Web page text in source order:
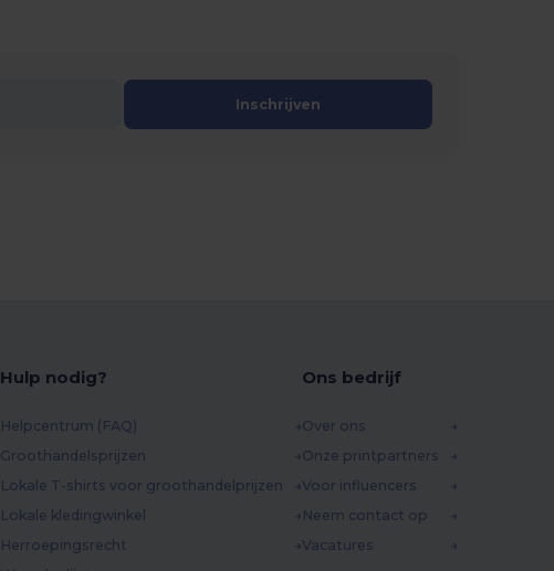
Inschrijven
Hulp nodig?
Helpcentrum (FAQ)
Groothandelsprijzen
Lokale T-shirts voor groothandelprijzen
Lokale kledingwinkel
Herroepingsrecht
Ons bedrijf
Over ons
Onze printpartners
Voor influencers
Neem contact op
Vacatures